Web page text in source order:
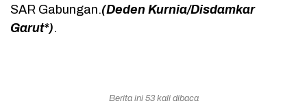
SAR Gabungan.(Deden Kurnia/Disdamkar
Garut*).
Berita ini 53 kali dibaca